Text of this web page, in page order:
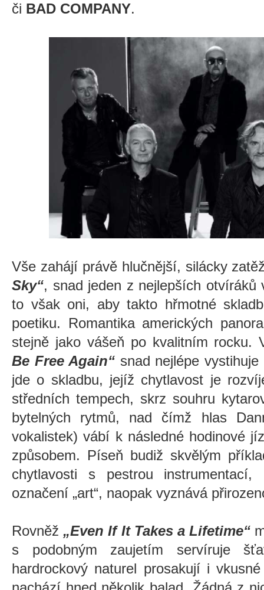
či BAD COMPANY.
Vše zahájí právě hlučnější, silácky
Sky“, snad jeden z nejlepších otvíráků
to však oni, aby takto hřmotné
poetiku. Romantika amerických
stejně jako vášeň po kvalitním rocku.
Be Free Again“ snad nejlépe
jde o skladbu, jejíž chytlavost je
středních tempech, skrz souhru
bytelných rytmů, nad čímž hlas
vokalistek) vábí k následné hodinové
způsobem. Píseň budiž skvělým
chytlavosti s pestrou
označení „art“, naopak vyznává
Rovněž „Even If It Takes a Lifetime“
s podobným zaujetím servíruje
hardrockový naturel prosakují i